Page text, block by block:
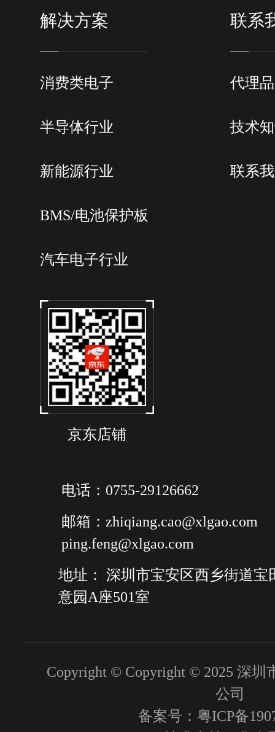
解决方案
消费类电子
半导体行业
新能源行业
BMS/电池保护板
汽车电子行业
联系
代理
技术
联系
京东店铺
电话：0755-29126662
邮箱：zhiqiang.cao@xlgao.com
ping.feng@xlgao.com
地址： 深圳市宝安区西乡街道宝
意园A座501室
Copyright © Copyright © 2025 深圳
公司
备案号：粤ICP备